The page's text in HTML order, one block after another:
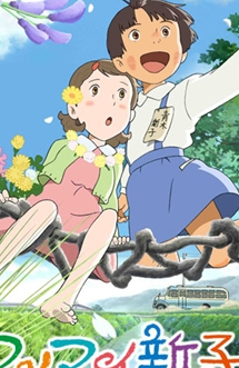
「真」は自殺したのだとプ
校では友達も無く成績も最
ぽく振る舞わない＜ぼく＞
しずつ変わってゆく。｢真｣
「唱子」、｢真｣にとっては
女」、そして「ひろか」。
何かが変わりはじめ...